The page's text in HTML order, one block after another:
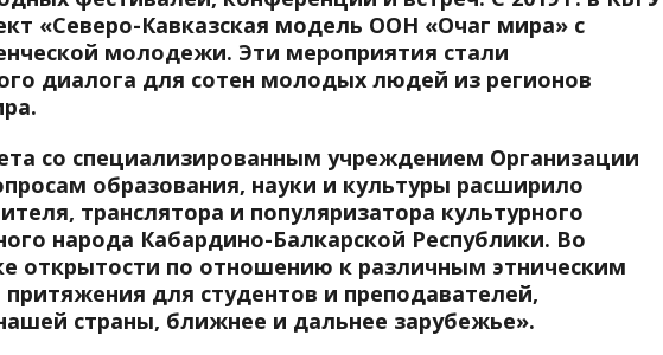
«Северо-Кавказская модель ООН «Очаг мира» с
молодежи. Эти мероприятия стали
диалога для сотен молодых людей из регионов
со специализированным учреждением Организации
образования, науки и культуры расширило
транслятора и популяризатора культурного
народа Кабардино-Балкарской Республики. Во
открытости по отношению к различным этническим
для студентов и преподавателей,
страны, ближнее и дальнее зарубежье».